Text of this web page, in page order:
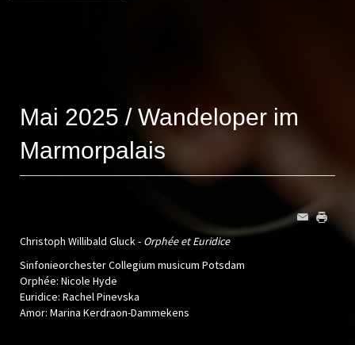
Mai 2025 / Wandeloper im
Marmorpalais
Christoph Willibald Gluck - Orphée et Euridice
Sinfonieorchester Collegium musicum Potsdam
Orphée: Nicole Hyde
Euridice: Rachel Pinevska
Amor: Marina Kerdraon-Dammekens